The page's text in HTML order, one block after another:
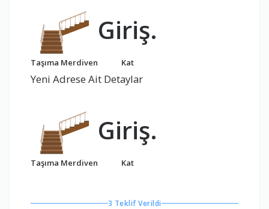
Taşıma Merdiven
Giriş.
Kat
Yeni Adrese Ait Detaylar
Taşıma Merdiven
Giriş.
Kat
3 Teklif Verildi